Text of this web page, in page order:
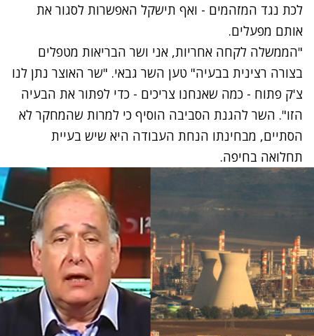
לכת נגד המזהמים - ואף תישקל האפשרות לסגור את
אותם מפעלים.
"הממשלה לקחה אחריות, אני ושר הבריאות מטפלים
בצורה רצינית בבעיה" טען השר גבאי. "שר האוצר נתן לנו
צ'ק פתוח - כמה שאנחנו צריכים - כדי לפתור את הבעיה
הזו". השר להגנת הסביבה הוסיף כי למרות שהמחקר לא
הסתיים, מבחינתו הנחת העבודה היא שיש בעיית
תחלואה בחיפה.